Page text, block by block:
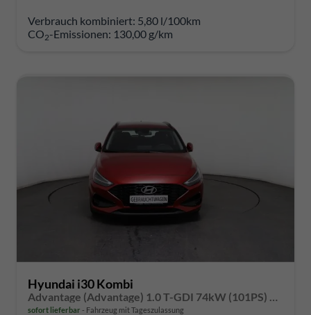
Verbrauch kombiniert: 5,80 l/100km
CO2-Emissionen: 130,00 g/km
Hyundai i30 Kombi
sofort lieferbar Fahrzeug mit Tageszulassung